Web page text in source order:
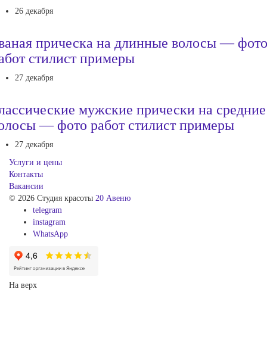
26 декабря
прическа на длинные волосы — фото
стилист примеры
27 декабря
мужские прически на средние
— фото работ стилист примеры
27 декабря
Услуги и цены
Контакты
Вакансии
© 2026 Студия красоты 20 Авеню
telegram
instagram
WhatsApp
На верх